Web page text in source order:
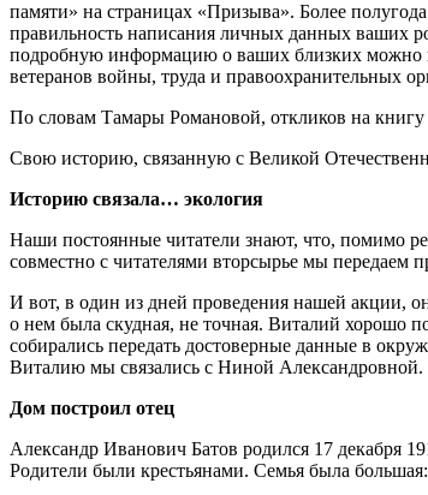
памяти» на страницах «Призыва». Более
правильность написания личных данных ваших
подробную информацию о ваших близких можно
ветеранов войны, труда и правоохранительных
По словам Тамары Романовой, откликов на
Свою историю, связанную с Великой
Историю связала… экология
Наши постоянные читатели знают, что, помимо
совместно с читателями вторсырье мы передаем
И вот, в один из дней проведения нашей акции,
о нем была скудная, не точная. Виталий хорошо
собирались передать достоверные данные в
Виталию мы связались с Ниной Александровной.
Дом построил отец
Александр Иванович Батов родился 17 декабря
Родители были крестьянами. Семья была